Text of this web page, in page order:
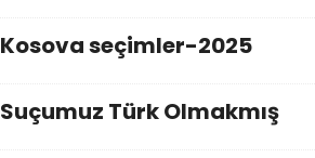
Kosova seçimler-2025
Suçumuz Türk Olmakmış